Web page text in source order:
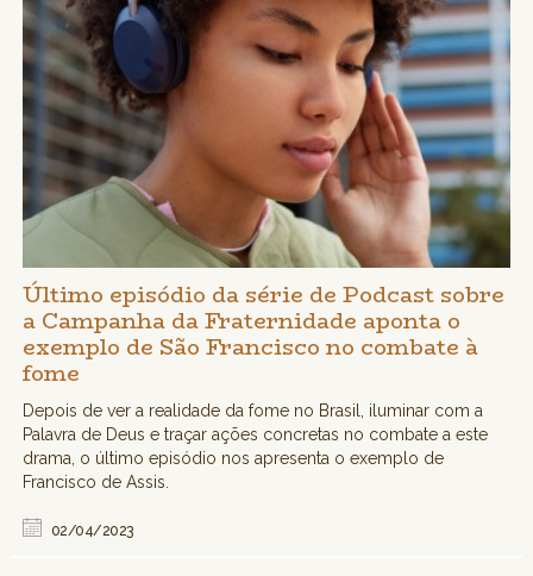
Último episódio da série de Podcast sobre
a Campanha da Fraternidade aponta o
exemplo de São Francisco no combate à
fome
Depois de ver a realidade da fome no Brasil, iluminar com a
Palavra de Deus e traçar ações concretas no combate a este
drama, o último episódio nos apresenta o exemplo de
Francisco de Assis.
02/04/2023